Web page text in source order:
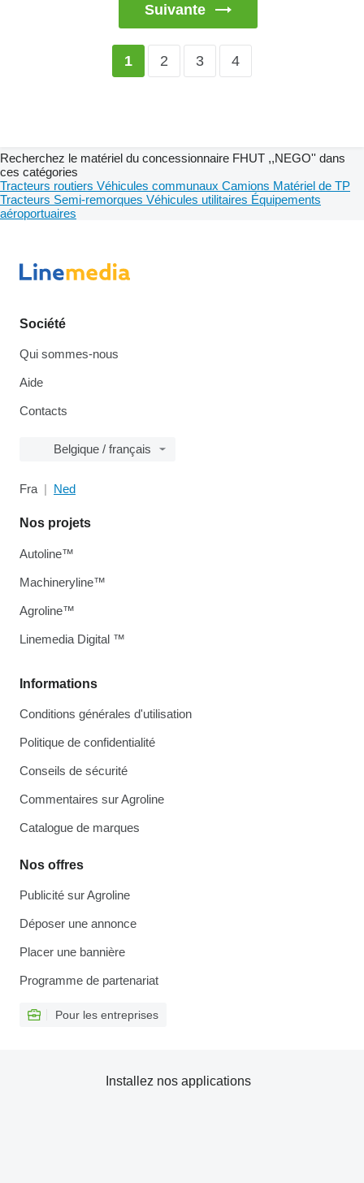
Suivante
1 2 3 4
Recherchez le matériel du concessionnaire FHUT ,,NEGO'' dans
ces catégories
Tracteurs routiers Véhicules communaux Camions Matériel de TP
Tracteurs Semi-remorques Véhicules utilitaires Équipements
aéroportuaires
Société
Qui sommes-nous
Aide
Contacts
Belgique / français
Fra Ned
Informations
Conditions générales d'utilisation
Politique de confidentialité
Conseils de sécurité
Commentaires sur Agroline
Catalogue de marques
Nos offres
Publicité sur Agroline
Déposer une annonce
Placer une bannière
Programme de partenariat
Pour les entreprises
Nos projets
Autoline™
Machineryline™
Agroline™
Linemedia Digital ™
Installez nos applications